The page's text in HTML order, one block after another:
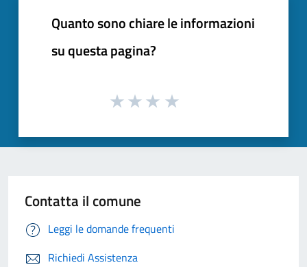
Quanto sono chiare le informazioni
su questa pagina?
Contatta il comune
Leggi le domande frequenti
Richiedi Assistenza